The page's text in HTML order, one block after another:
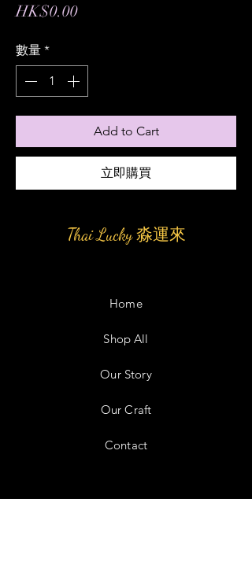
HK$0.00價
數量 *
Add to Cart
立即購買
Thai Lucky 淼運來
Home
Shop All
Our Story
Our Craft
Contact
Facebook